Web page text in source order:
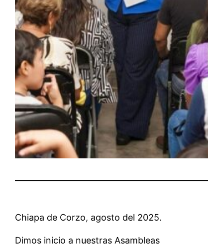
Chiapa de Corzo, agosto del 2025.
Dimos inicio a nuestras Asambleas